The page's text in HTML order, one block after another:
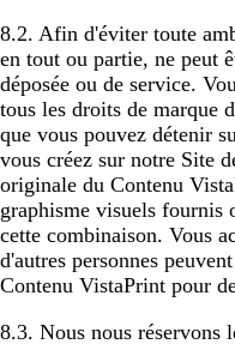
8.2. Afin d'éviter toute
en tout ou partie, ne peut
déposée ou de service.
tous les droits de marque
que vous pouvez détenir
vous créez sur notre Site
originale du Contenu
graphisme visuels fournis
cette combinaison. Vous
d'autres personnes
Contenu VistaPrint pour
8.3. Nous nous réservons